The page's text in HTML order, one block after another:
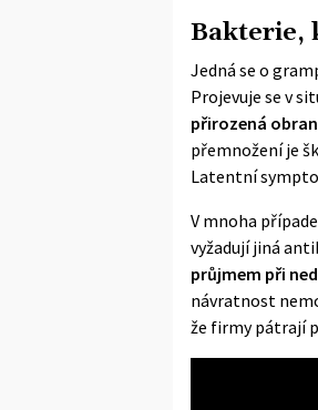
Bakterie,
Jedná se o
Projevuje se v
přirozená
přemnožení je
Latentní
V mnoha
vyžadují jiná
průjmem při
návratnost
že firmy pátrají